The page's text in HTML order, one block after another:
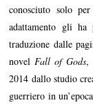
conosciuto solo
adattamento gli ha
traduzione dalle
novelFall of Gods,
2014 dallo studio
guerriero in